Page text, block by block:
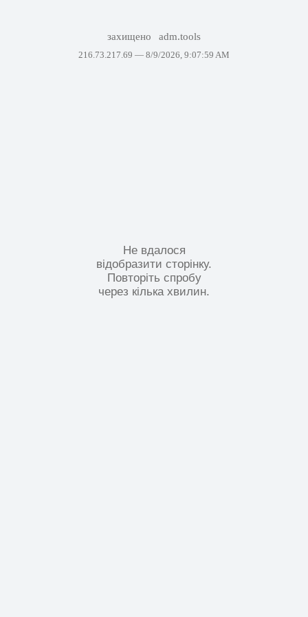
захищено adm.tools
216.73.217.69 — 8/9/2026, 9:07:59 AM
Не вдалося
відобразити сторінку.
Повторіть спробу
через кілька хвилин.